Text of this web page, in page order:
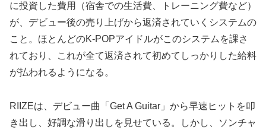
に投資した費用（宿舎での生活費、トレーニング費など）
が、デビュー後の売り上げから返済されていくシステムの
こと。ほとんどのK-POPアイドルがこのシステムを課さ
れており、これが全て返済されて初めてしっかりした給料
が払われるようになる。
RIIZEは、デビュー曲「Get A Guitar」から早速ヒットを叩
き出し、好調な滑り出しを見せている。しかし、ソンチャ